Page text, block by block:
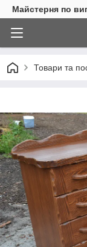
Майстерня по
Товари та